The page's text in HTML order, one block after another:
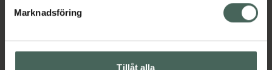
Marknadsföring
Tillåt alla
hjälpa just dig att må lite bättre. Välkommen att prata
Kundservice